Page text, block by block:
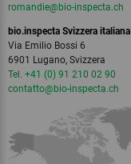
romandie@bio-inspecta.ch
bio.inspecta Svizzera italiana
Via Emilio Bossi 6
6901 Lugano, Svizzera
Tel. +41 (0) 91 210 02 90
contatto@bio-inspecta.ch